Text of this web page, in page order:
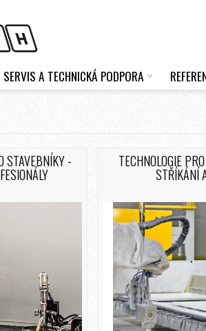
SERVIS A TECHNICKÁ PODPORA
STAVEBNÍKY - TECHNOLOGIE
STŘÍKÁNÍ